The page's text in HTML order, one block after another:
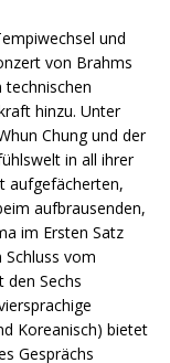
und
von Brahms
technischen
hinzu. Unter
Chung und der
in all ihrer
aufgefächerten,
aufbrausenden,
im Ersten Satz
vom
den Sechs
Koreanisch) bietet
Gesprächs